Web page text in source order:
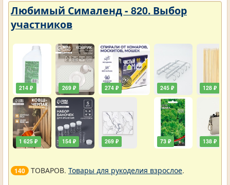
Любимый Сималенд - 820. Выбор
участников
214 ₽
1 625 ₽
269 ₽
154 ₽
274 ₽
269 ₽
245 ₽
73 ₽
128 ₽
138 ₽
140 ТОВАРОВ. Товары для рукоделия взрослое.